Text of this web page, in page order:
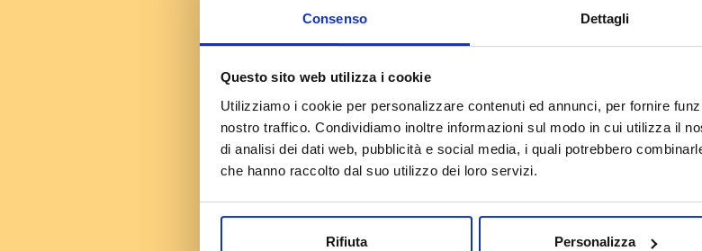
Consenso Dettagli
Questo sito web utilizza i cookie
Utilizziamo i cookie per personalizzare contenuti ed annunci, per fornire
nostro traffico. Condividiamo inoltre informazioni sul modo in cui utilizza il
di analisi dei dati web, pubblicità e social media, i quali potrebbero
che hanno raccolto dal suo utilizzo dei loro servizi.
Rifiuta Personalizza